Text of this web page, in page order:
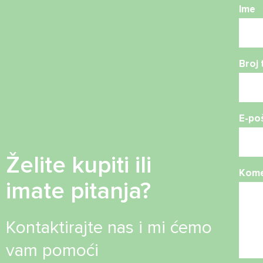
Želite kupiti ili
imate pitanja?
Kontaktirajte nas i mi ćemo
vam pomoći
Ime
Broj
E-